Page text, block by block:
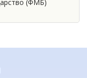
(ФМБ)